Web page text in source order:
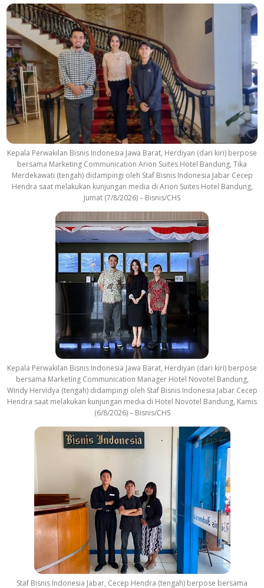
Kepala Perwakilan Bisnis Indonesia Jawa Barat, Herdiyan (dari kiri) berpose
bersama Marketing Communication Arion Suites Hotel Bandung, Tika
Merdekawati (tengah) didampingi oleh Staf Bisnis Indonesia Jabar Cecep
Hendra saat melakukan kunjungan media di Arion Suites Hotel Bandung,
Jumat (7/8/2026) – Bisnis/CHS
Kepala Perwakilan Bisnis Indonesia Jawa Barat, Herdiyan (dari kiri) berpose
bersama Marketing Communication Manager Hotel Novotel Bandung,
Windy Hervidya (tengah) didampingi oleh Staf Bisnis Indonesia Jabar Cecep
Hendra saat melakukan kunjungan media di Hotel Novotel Bandung, Kamis
(6/8/2026) – Bisnis/CHS
Staf Bisnis Indonesia Jabar, Cecep Hendra (tengah) berpose bersama